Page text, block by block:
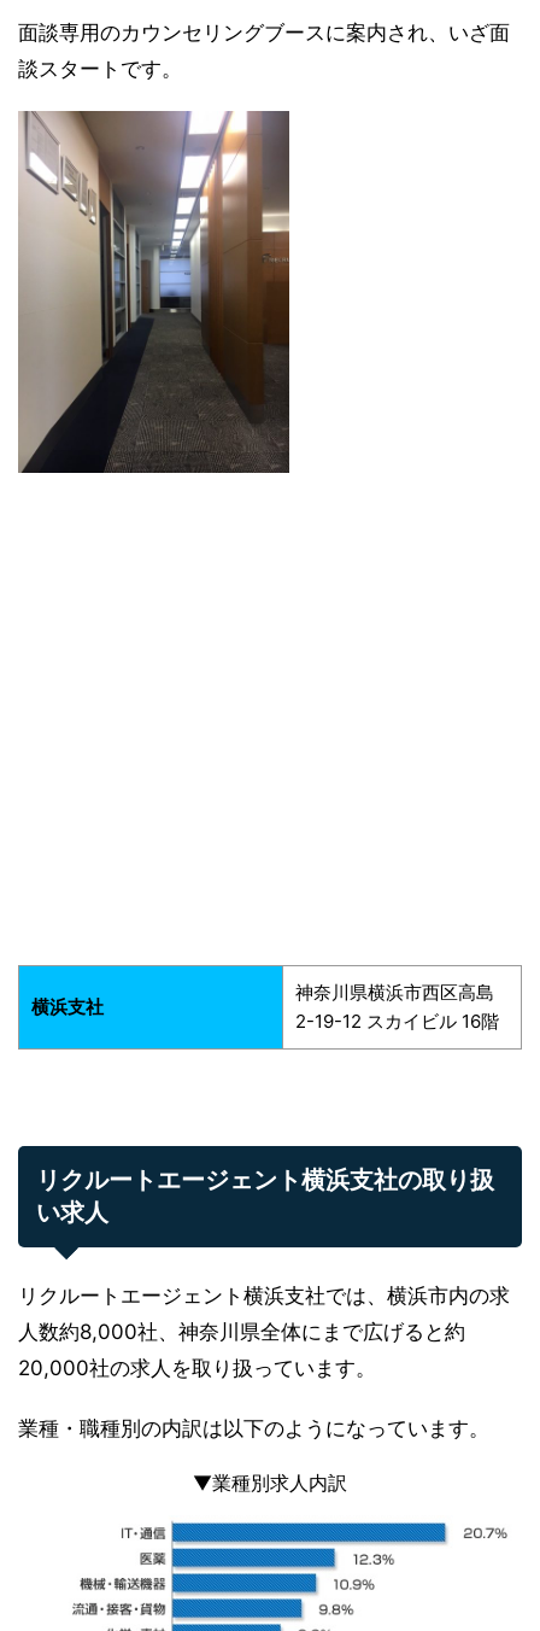
面談専用のカウンセリングブースに案内され、いざ面
談スタートです。
横浜支社
神奈川県横浜市西区高島
2-19-12 スカイビル 16階
リクルートエージェント横浜支社の取り扱
い求人
リクルートエージェント横浜支社では、横浜市内の求
人数約8,000社、神奈川県全体にまで広げると約
20,000社の求人を取り扱っています。
業種・職種別の内訳は以下のようになっています。
▼業種別求人内訳